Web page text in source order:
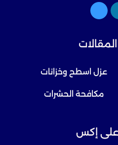
عزل اسطح وخزانات
مكافحة الحشرات
على إكس